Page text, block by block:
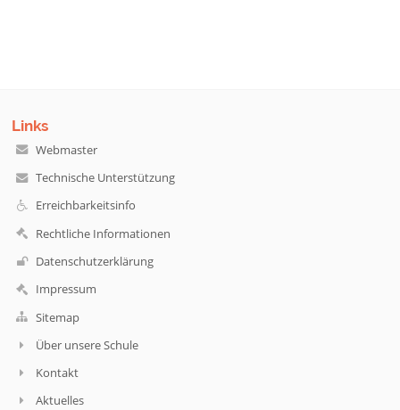
Links
Webmaster
Technische Unterstützung
Erreichbarkeitsinfo
Rechtliche Informationen
Datenschutzerklärung
Impressum
Sitemap
Über unsere Schule
Kontakt
Aktuelles